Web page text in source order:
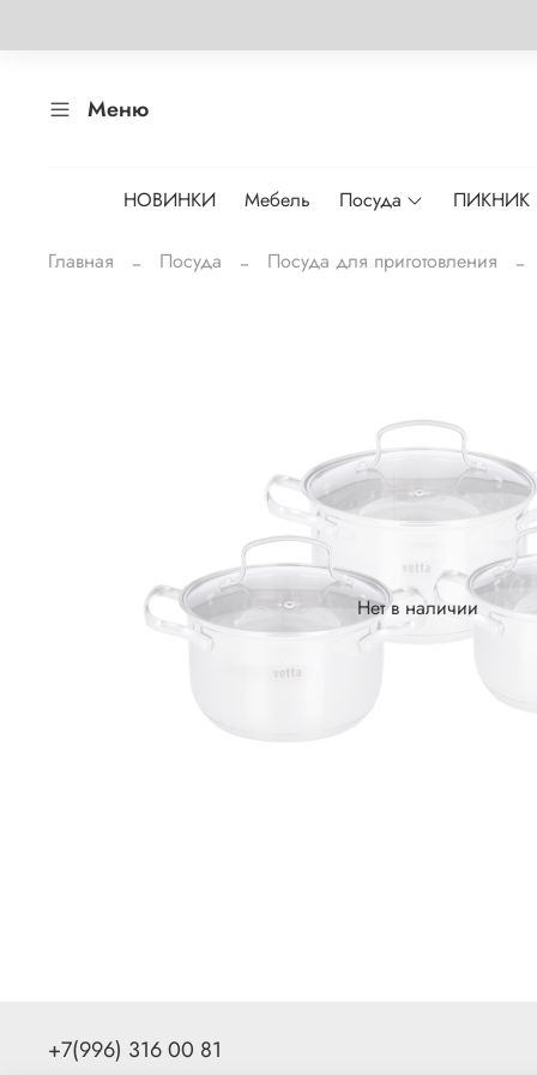
Меню
НОВИНКИ Мебель Посуда ПИКНИК
Главная Посуда Посуда для приготовления
Нет в наличии
+7(996) 316 00 81